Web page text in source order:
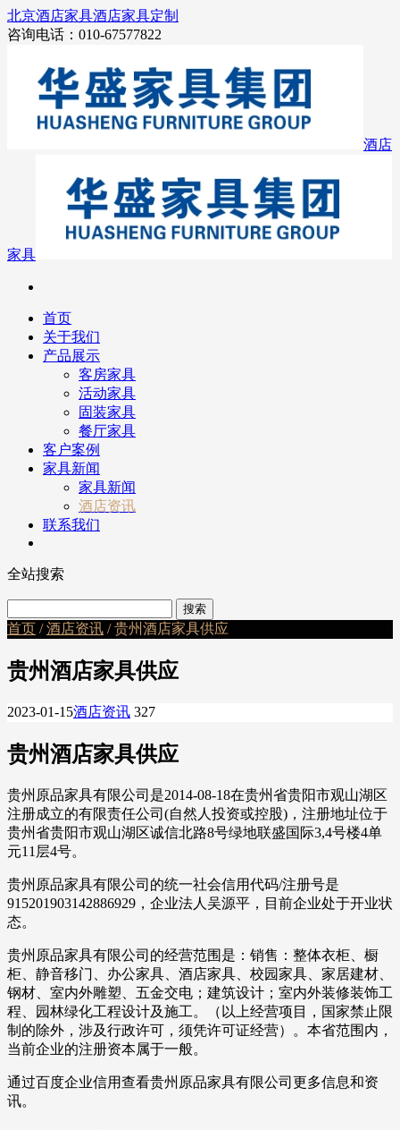
北京酒店家具酒店家具定制
咨询电话：010-67577822
酒店
家具
首页
关于我们
产品展示
客房家具
活动家具
固装家具
餐厅家具
客户案例
家具新闻
家具新闻
酒店资讯
联系我们
全站搜索
首页 /酒店资讯 / 贵州酒店家具供应
贵州酒店家具供应
2023-01-15酒店资讯 327
贵州酒店家具供应
贵州原品家具有限公司是2014-08-18在贵州省贵阳市观山湖区
注册成立的有限责任公司(自然人投资或控股)，注册地址位于
贵州省贵阳市观山湖区诚信北路8号绿地联盛国际3,4号楼4单
元11层4号。
贵州原品家具有限公司的统一社会信用代码/注册号是
915201903142886929，企业法人吴源平，目前企业处于开业状
态。
贵州原品家具有限公司的经营范围是：销售：整体衣柜、橱
柜、静音移门、办公家具、酒店家具、校园家具、家居建材、
钢材、室内外雕塑、五金交电；建筑设计；室内外装修装饰工
程、园林绿化工程设计及施工。（以上经营项目，国家禁止限
制的除外，涉及行政许可，须凭许可证经营）。本省范围内，
当前企业的注册资本属于一般。
通过百度企业信用查看贵州原品家具有限公司更多信息和资
讯。